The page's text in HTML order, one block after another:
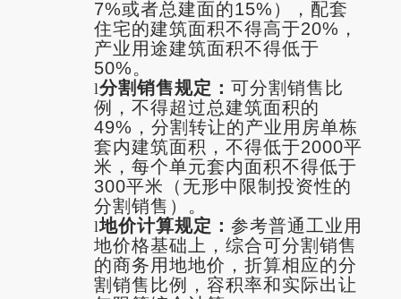
7%或者总建面的15%），配套
住宅的建筑面积不得高于20%，
产业用途建筑面积不得低于
50%。
l分割销售规定： 可分割销售比
例，不得超过总建筑面积的
49%，分割转让的产业用房单栋
套内建筑面积，不得低于2000平
米，每个单元套内面积不得低于
300平米（无形中限制投资性的
分割销售）。
l地价计算规定： 参考普通工业用
地价格基础上，综合可分割销售
的商务用地地价，折算相应的分
割销售比例，容积率和实际出让